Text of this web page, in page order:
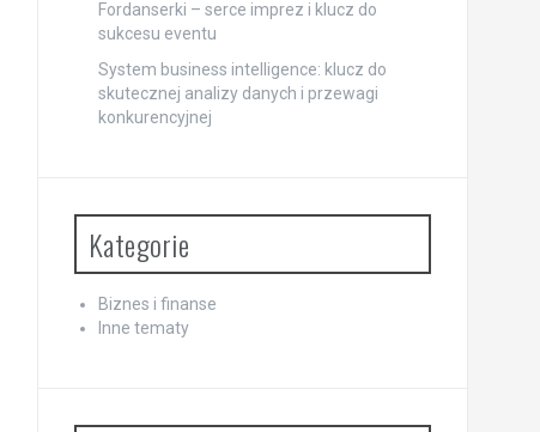
Fordanserki – serce imprez i klucz do
sukcesu eventu
System business intelligence: klucz do
skutecznej analizy danych i przewagi
konkurencyjnej
Kategorie
Biznes i finanse
Inne tematy